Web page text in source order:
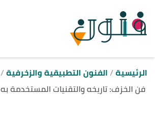
الرئيسية الفنون التطبيقية والزخرفية
فن الخزف: تاريخه والتقنيات المستخدمة به